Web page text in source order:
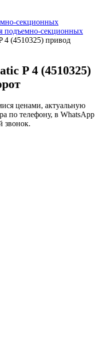
секционных
подъемно-секционных
4 (4510325) привод
P 4 (4510325)
ценами, актуальную
по телефону, в WhatsApp
звонок.